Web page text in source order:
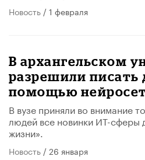
Новость / 1 февраля
В архангельском
разрешили писать
помощью
В вузе приняли во внимание
людей все новинки ИТ-сферы
жизни».
Новость / 26 января